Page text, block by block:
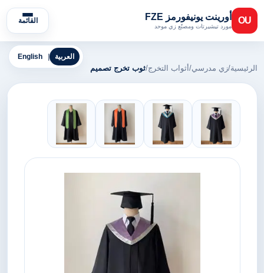
OU أورينت يونيفورمز FZE
مورد تيشيرتات ومصنّع زي موحد
القائمة
English العربية
الرئيسية/زي مدرسي/أثواب التخرج/ثوب تخرج تصميم